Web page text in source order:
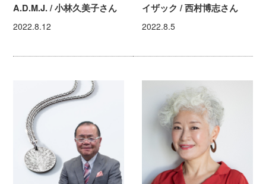
A.D.M.J. / 小林久美子さん
2022.8.12
イザック / 西村博志さん
2022.8.5